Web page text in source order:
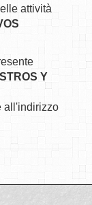
attività
Y
all'indirizzo